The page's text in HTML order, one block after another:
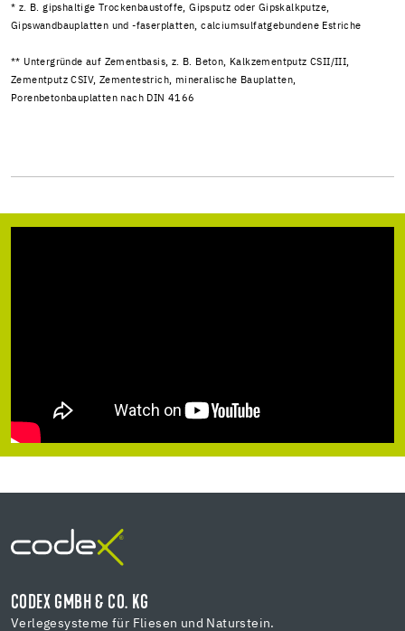
* z. B. gipshaltige Trockenbaustoffe, Gipsputz oder Gipskalkputze,
Gipswandbauplatten und -faserplatten, calciumsulfatgebundene Estriche
** Untergründe auf Zementbasis, z. B. Beton, Kalkzementputz CSII/III,
Zementputz CSIV, Zementestrich, mineralische Bauplatten,
Porenbetonbauplatten nach DIN 4166
CODEX GMBH & CO. KG
Verlegesysteme für Fliesen und Naturstein.